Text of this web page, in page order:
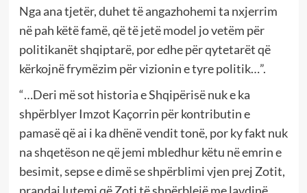
Nga ana tjetër, duhet të angazhohemi ta nxjerrim
në pah këtë famë, që të jetë model jo vetëm për
politikanët shqiptarë, por edhe për qytetarët që
kërkojnë frymëzim për vizionin e tyre politik…”.
“…Deri më sot historia e Shqipërisë nuk e ka
shpërblyer Imzot Kaçorrin për kontributin e
pamasë që ai i ka dhënë vendit tonë, por ky fakt nuk
na shqetëson ne që jemi mbledhur këtu në emrin e
besimit, sepse e dimë se shpërblimi vjen prej Zotit,